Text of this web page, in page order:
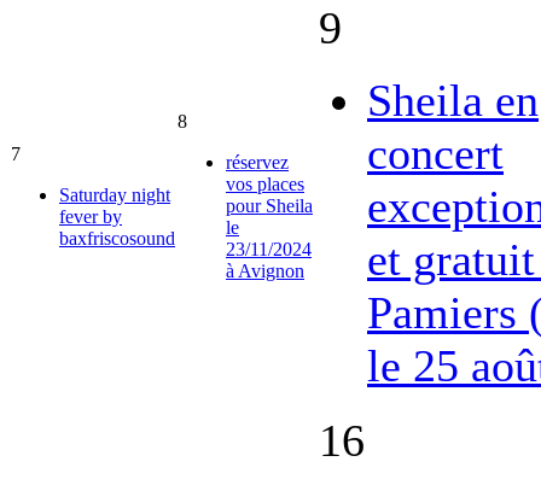
7
Saturday night
fever by
baxfriscosound
8
réservez
vos places
pour Sheila
le
23/11/2024
à Avignon
9
Sheila en
concert
et
Pamiers
le 25
16